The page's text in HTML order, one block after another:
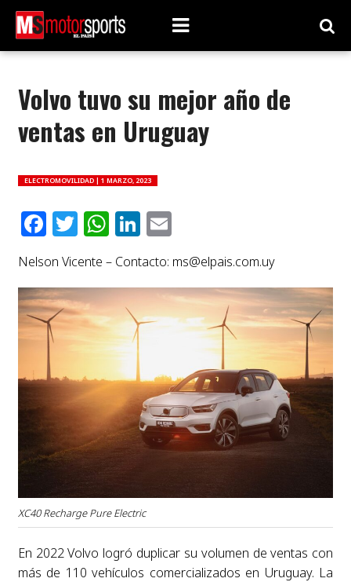
Volvo tuvo su mejor año de
ventas en Uruguay
ELECTROMOVILIDAD | 1 MARZO, 2023
Facebook
Twitter
WhatsApp
LinkedIn
Email
Nelson Vicente – Contacto: ms@elpais.com.uy
XC40 Recharge Pure Electric
En 2022 Volvo logró duplicar su volumen de ventas con
más de 110 vehículos comercializados en Uruguay. La